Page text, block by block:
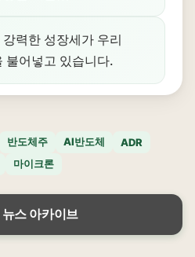
력한 성장세가 우리
불어넣고 있습니다.
반도체주 AI반도체
ADR
마이크론
뉴스 아카이브